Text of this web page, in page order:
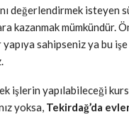
değerlendirmek isteyen
kazanmak mümkündür.
sahipseniz ya bu
işlerin yapılabileceği
yoksa, Tekirdağ’da